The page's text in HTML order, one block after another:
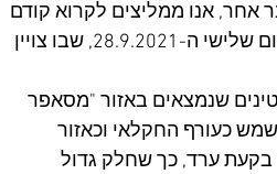
אחר, אנו ממליצים לקרוא קודם
כל את הפוסט של יובל אברהם שתיאר את שאירע במפקרה בצהרי יום שלישי ה-28.9.2021, שבו צויין
שנמצאים באזור "מסאפר
כעורף החקלאי וכאזור
ערד, כך שחלק גדול